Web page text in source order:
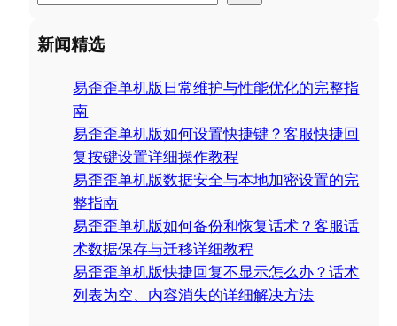
e
a
r
新闻精选
易歪歪单机版日常维护与性能优化的完整指
南
易歪歪单机版如何设置快捷键？客服快捷回
复按键设置详细操作教程
易歪歪单机版数据安全与本地加密设置的完
整指南
易歪歪单机版如何备份和恢复话术？客服话
术数据保存与迁移详细教程
易歪歪单机版快捷回复不显示怎么办？话术
列表为空、内容消失的详细解决方法